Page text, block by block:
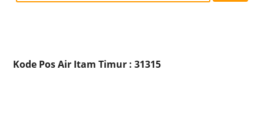
Kode Pos Air Itam Timur : 31315